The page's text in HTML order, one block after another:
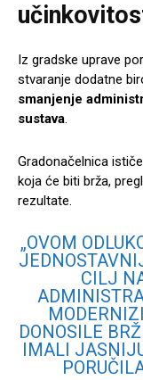
Iz gradske uprave
stvaranje dodatne
smanjenje
sustava.
Gradonačelnica
koja će biti brža,
rezultate.
„OVOM
CILJ
DONOSILE
IMALI